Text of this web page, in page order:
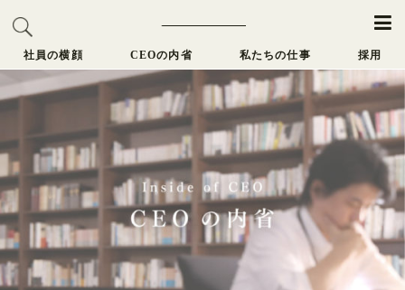
社員の横顔 CEOの内省 私たちの仕事 採用